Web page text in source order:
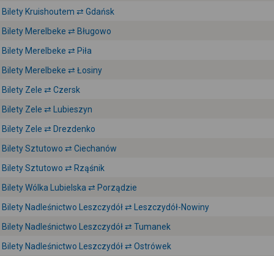
Bilety Kruishoutem ⇄ Gdańsk
Bilety Merelbeke ⇄ Bługowo
Bilety Merelbeke ⇄ Piła
Bilety Merelbeke ⇄ Łosiny
Bilety Zele ⇄ Czersk
Bilety Zele ⇄ Lubieszyn
Bilety Zele ⇄ Drezdenko
Bilety Sztutowo ⇄ Ciechanów
Bilety Sztutowo ⇄ Rząśnik
Bilety Wólka Lubielska ⇄ Porządzie
Bilety Nadleśnictwo Leszczydół ⇄ Leszczydół-Nowiny
Bilety Nadleśnictwo Leszczydół ⇄ Tumanek
Bilety Nadleśnictwo Leszczydół ⇄ Ostrówek